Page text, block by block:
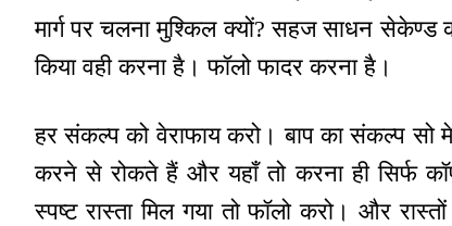
मार्ग पर चलना मुश्किल क्यों? सहज साधन सेकेण्ड
किया वही करना है। फॉलो फादर करना है।
हर संकल्प को वेराफाय करो। बाप का संकल्प सो
करने से रोकते हैं और यहाँ तो करना ही सिर्फ
स्पष्ट रास्ता मिल गया तो फॉलो करो। और